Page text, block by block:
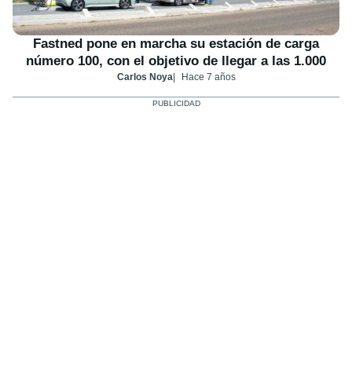
Fastned pone en marcha su estación de carga
número 100, con el objetivo de llegar a las 1.000
Carlos Noya Hace 7 años